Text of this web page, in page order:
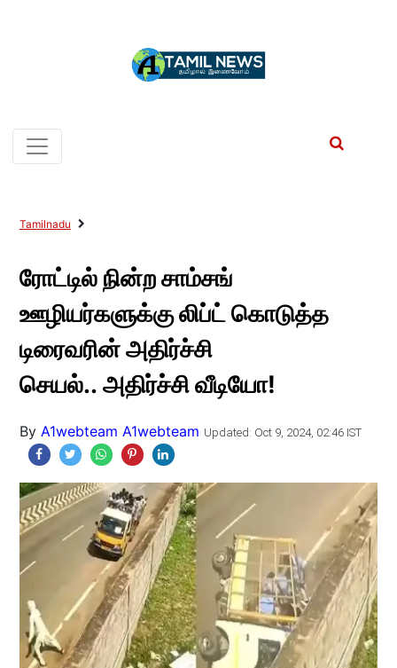
Tamilnadu
ரோட்டில் நின்ற சாம்சங்
ஊழியர்களுக்கு லிப்ட் கொடுத்த
டிரைவரின் அதிர்ச்சி
செயல்.. அதிர்ச்சி வீடியோ!
By A1webteam A1webteam Updated: Oct 9, 2024, 02:46 IST